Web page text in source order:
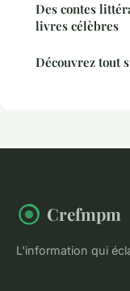
Des contes
livres célèbres
Découvrez tout
Crefmpm
L'information qui